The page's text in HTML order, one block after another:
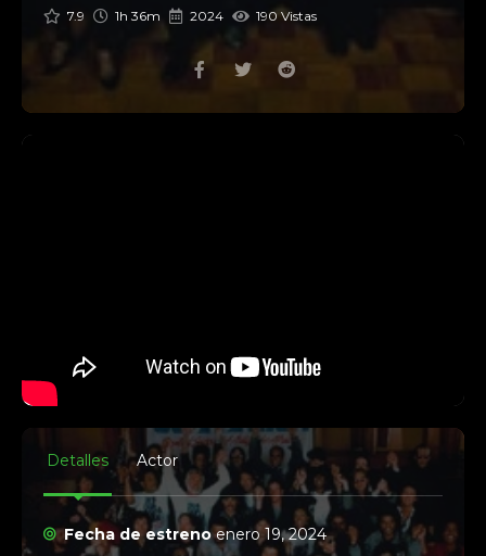
7.9 1h 36m 2024 190 Vistas
Detalles Actor
Fecha de estrenoenero 19, 2024